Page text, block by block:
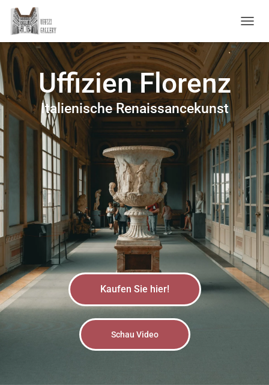
Uffizien Florenz
Italienische Renaissancekunst
Kaufen Sie hier!
Schau Video